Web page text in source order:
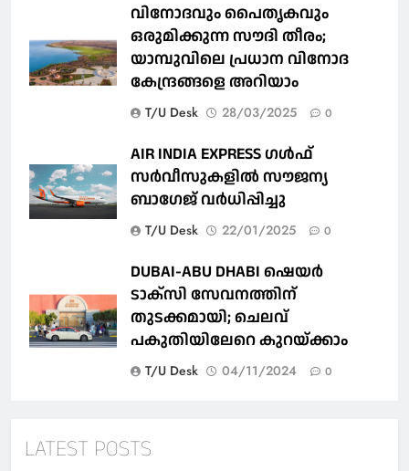
വിനോദവും പൈതൃകവും
ഒരുമിക്കുന്ന സൗദി തീരം;
യാമ്പുവിലെ പ്രധാന വിനോദ
കേന്ദ്രങ്ങളെ അറിയാം
T/U Desk 28/03/2025 0
AIR INDIA EXPRESS ഗൾഫ്
സർവീസുകളിൽ സൗജന്യ
ബാഗേജ് വർധിപ്പിച്ചു
T/U Desk 22/01/2025 0
DUBAI-ABU DHABI ഷെയര്‍
ടാക്‌സി സേവനത്തിന്
തുടക്കമായി; ചെലവ്
പകുതിയിലേറെ കുറയ്ക്കാം
T/U Desk 04/11/2024 0
LATEST POSTS